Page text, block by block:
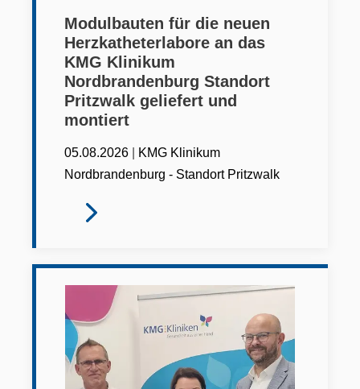
Modulbauten für die neuen
Herzkatheterlabore an das
KMG Klinikum
Nordbrandenburg Standort
Pritzwalk geliefert und
montiert
05.08.2026 | KMG Klinikum
Nordbrandenburg - Standort Pritzwalk